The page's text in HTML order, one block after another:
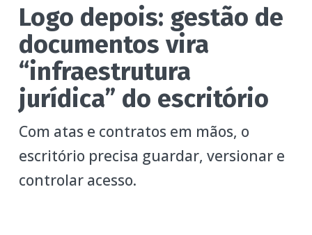
Logo depois: gestão de
documentos vira
“infraestrutura
jurídica” do escritório
Com atas e contratos em mãos, o
escritório precisa guardar, versionar e
controlar acesso.